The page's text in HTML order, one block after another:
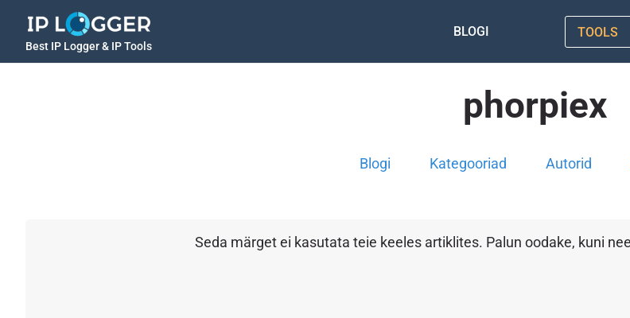
Best IP Logger & IP Tools
BLOGI TOOLS
phorpiex
Blogi Kategooriad Autorid